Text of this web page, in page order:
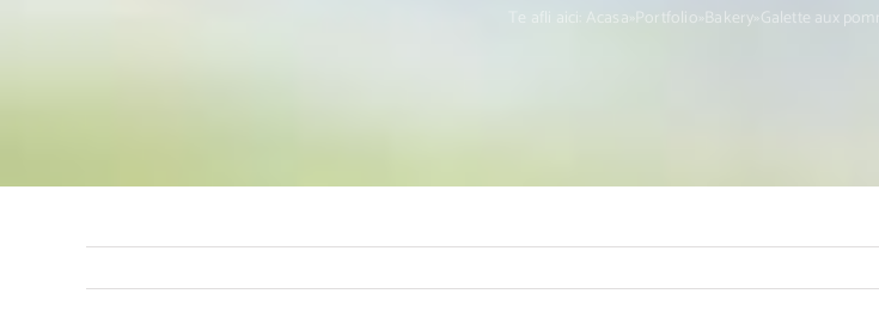
Te afli aici: Acasa Portfolio Bakery Galette aux